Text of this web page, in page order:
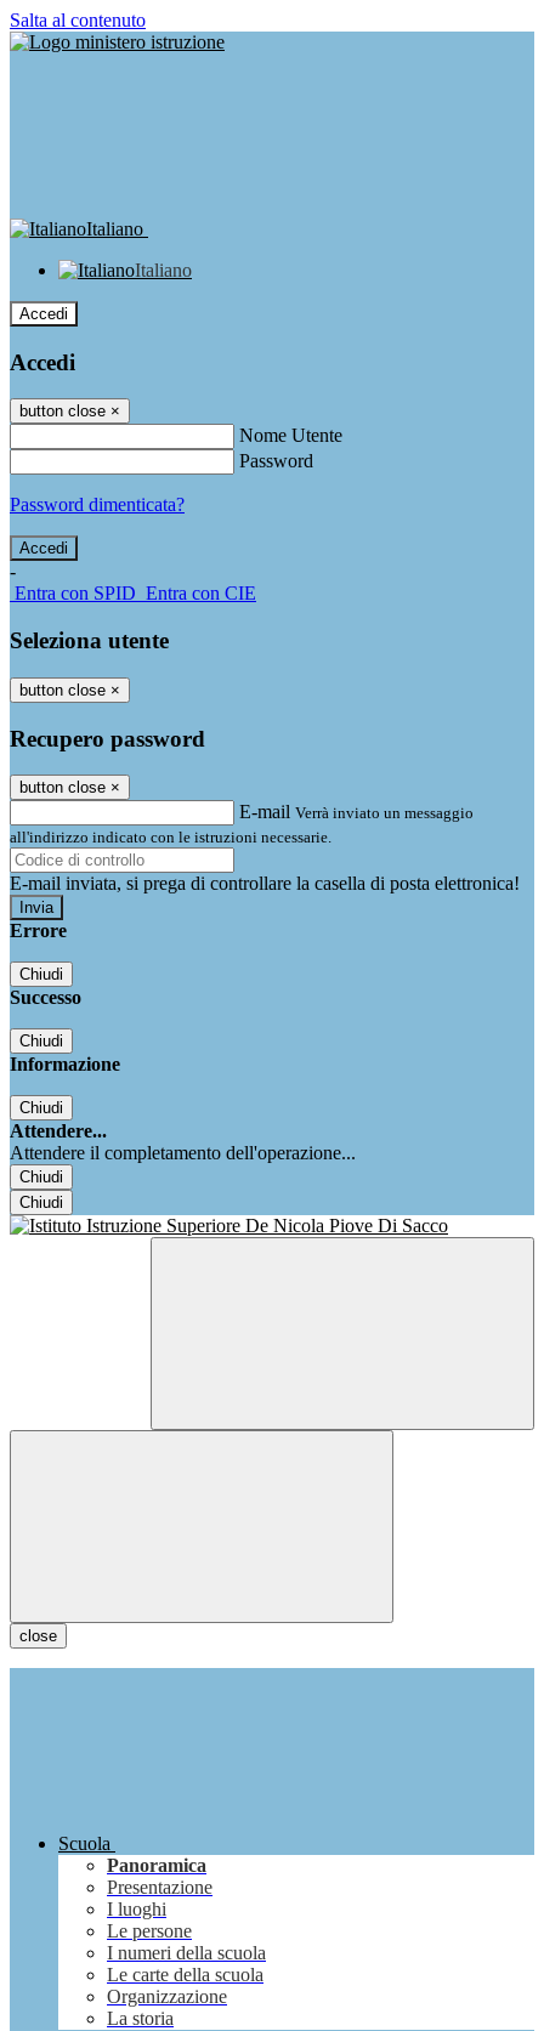
Salta al contenuto
Italiano
Italiano
Accedi
Accedi
button close ×
Nome Utente
Password
Password dimenticata?
-
Entra con SPID Entra con CIE
Seleziona utente
button close ×
Recupero password
button close ×
E-mail Verrà inviato un messaggio
all'indirizzo indicato con le istruzioni necessarie.
E-mail inviata, si prega di controllare la casella di posta elettronica!
Errore
Chiudi
Successo
Chiudi
Informazione
Chiudi
Attendere...
Attendere il completamento dell'operazione...
Chiudi
Chiudi
close
Scuola
Panoramica
Presentazione
I luoghi
Le persone
I numeri della scuola
Le carte della scuola
Organizzazione
La storia